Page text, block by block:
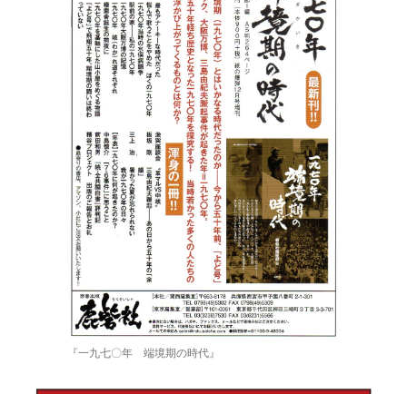
『一九七〇年 端境期の時代』